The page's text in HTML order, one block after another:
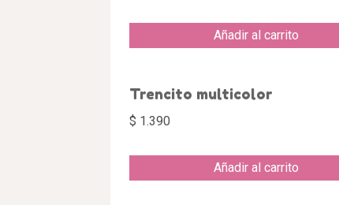
Añadir al carrito
Trencito multicolor
$ 1.390
Añadir al carrito